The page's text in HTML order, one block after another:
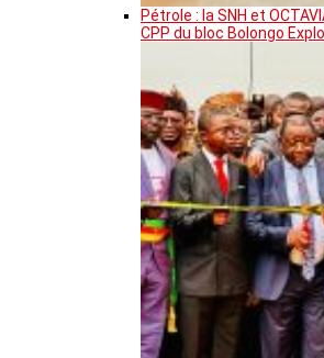
Pétrole : la SNH et
CPP du bloc Bolongo